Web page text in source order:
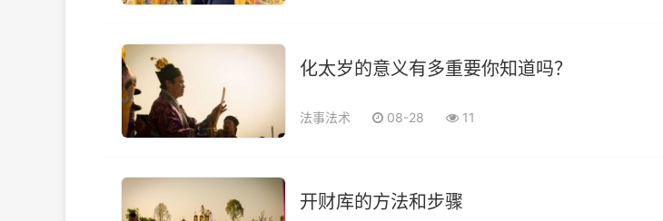
化太岁的意义有多重要你知道吗？
法事法术 08-28 11
开财库的方法和步骤